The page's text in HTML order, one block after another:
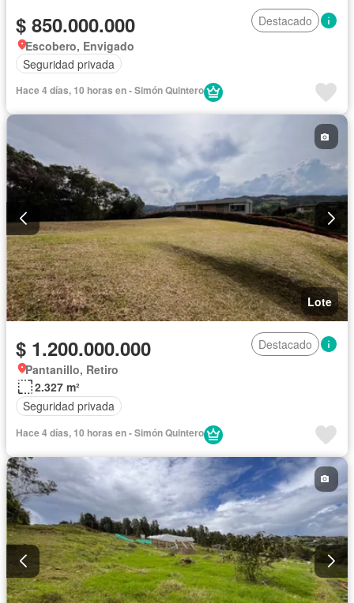
$ 850.000.000
Destacado
Escobero, Envigado
Seguridad privada
Hace 4 días, 10 horas en - Simón Quintero
Lote
$ 1.200.000.000
Destacado
Pantanillo, Retiro
2.327 m²
Seguridad privada
Hace 4 días, 10 horas en - Simón Quintero